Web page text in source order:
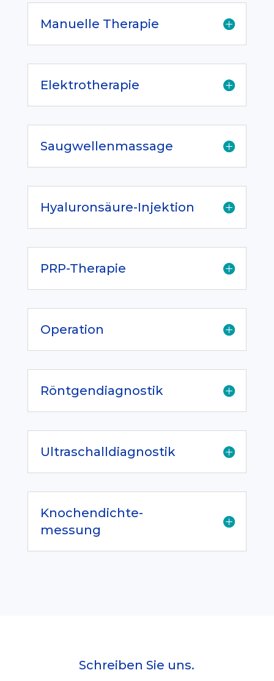
Manuelle Therapie
Elektrotherapie
Saugwellenmassage
Hyaluronsäure-Injektion
PRP-Therapie
Operation
Röntgendiagnostik
Ultraschalldiagnostik
Knochendichte-
messung
Schreiben Sie uns.